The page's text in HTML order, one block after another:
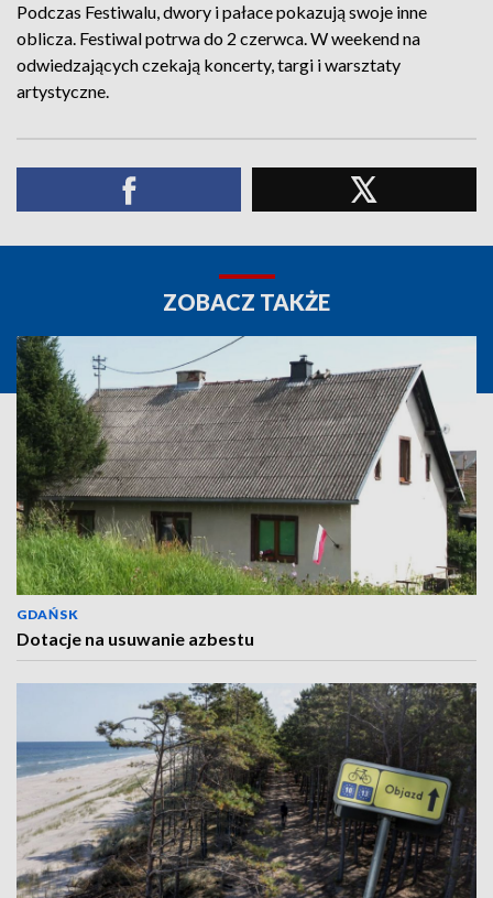
Podczas Festiwalu, dwory i pałace pokazują swoje inne
oblicza. Festiwal potrwa do 2 czerwca. W weekend na
odwiedzających czekają koncerty, targi i warsztaty
artystyczne.
ZOBACZ TAKŻE
GDAŃSK
Dotacje na usuwanie azbestu